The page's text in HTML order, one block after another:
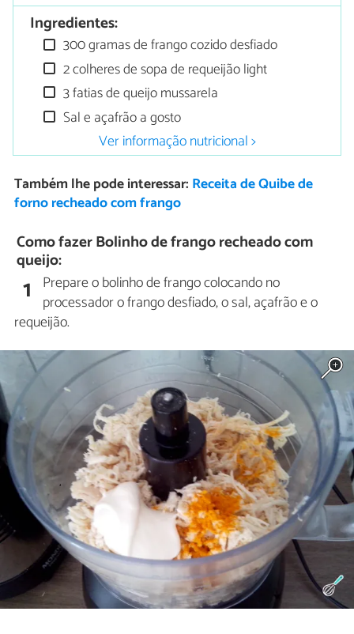
Ingredientes:
300 gramas de frango cozido desfiado
2 colheres de sopa de requeijão light
3 fatias de queijo mussarela
Sal e açafrão a gosto
Ver informação nutricional >
Também lhe pode interessar: Receita de Quibe de
forno recheado com frango
Como fazer Bolinho de frango recheado com
queijo:
1 Prepare o bolinho de frango colocando no
processador o frango desfiado, o sal, açafrão e o
requeijão.